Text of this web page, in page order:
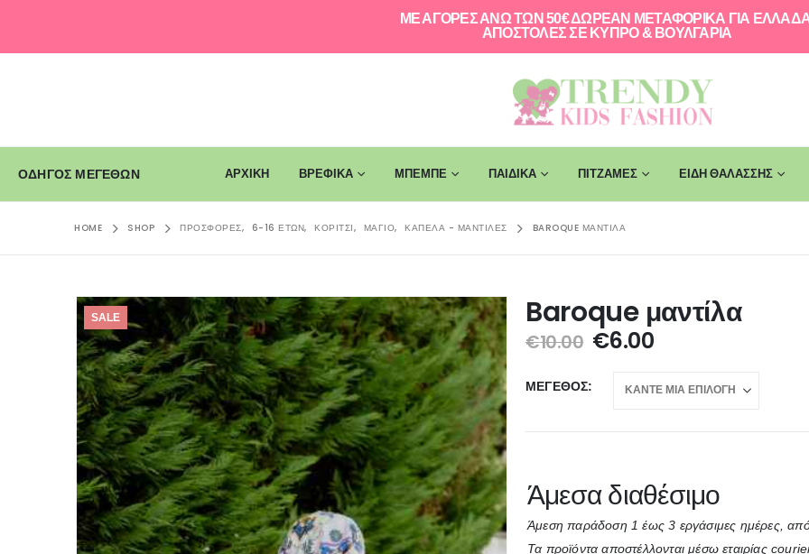
ΜΕ ΑΓΟΡΕΣ ΑΝΩ ΤΩΝ 50€ ΔΩΡΕΑΝ ΜΕΤΑΦΟΡΙΚΑ ΓΙΑ
ΑΠΟΣΤΟΛΕΣ ΣΕ ΚΥΠΡΟ & ΒΟΥΛΓΑΡΙΑ
ΟΔΗΓΟΣ ΜΕΓΕΘΩΝ ΑΡΧΙΚΗ ΒΡΕΦΙΚΑ ΜΠΕΜΠΕ ΠΑΙΔΙΚΑ ΠΙΤΖΑΜΕΣ ΕΙΔΗ ΘΑΛΑΣΣΗΣ
HOME SHOP ΠΡΟΣΦΟΡΈΣ, 6-16 ΕΤΏΝ, ΚΟΡΊΤΣΙ, ΜΑΓΙΌ, ΚΑΠΈΛΑ - ΜΑΝΤΊΛΕΣ BAROQUE ΜΑΝΤΊΛΑ
SALE Baroque μαντίλα
€10.00 €6.00
ΜΈΓΕΘΟΣ
Άμεσα διαθέσιμο
Άμεση παράδοση 1 έως 3 εργάσιμες ημέρες, από
Τα προϊόντα αποστέλλονται μέσω εταιρίας